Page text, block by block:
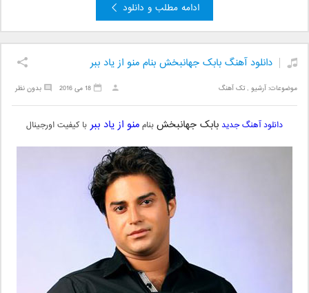
ادامه مطلب و دانلود
دانلود آهنگ بابک جهانبخش بنام منو از یاد ببر
موضوعات:آرشیو ,تک آهنگ بدون نظر 18 می 2016
دانلود آهنگ جدید بابک جهانبخشبناممنو از یاد ببربا کیفیت اورجینال